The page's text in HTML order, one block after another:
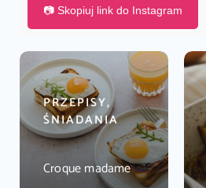
📷 Skopiuj link do Instagram
PRZEPISY,
ŚNIADANIA
Croque madame